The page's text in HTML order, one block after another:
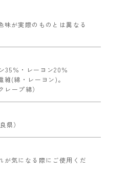
が実際のものとは異なる
35％・レーヨン20％
(綿・レーヨン)。
ープ綿）
県）
が気になる際にご使用くだ